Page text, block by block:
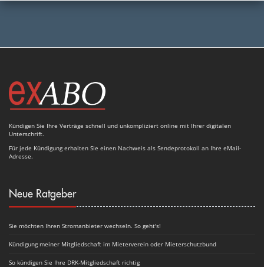
Kündigen Sie Ihre Verträge schnell und unkompliziert online mit Ihrer digitalen
Unterschrift.
Für jede Kündigung erhalten Sie einen Nachweis als Sendeprotokoll an Ihre eMail-
Adresse.
Neue Ratgeber
Sie möchten Ihren Stromanbieter wechseln. So geht's!
Kündigung meiner Mitgliedschaft im Mieterverein oder Mieterschutzbund
So kündigen Sie Ihre DRK-Mitgliedschaft richtig